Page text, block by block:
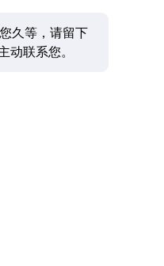
久等，请留下
动联系您。